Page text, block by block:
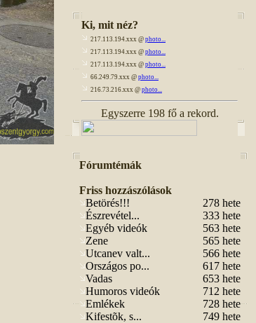
Ki, mit néz?
217.113.194.xxx @ photo...
217.113.194.xxx @ photo...
217.113.194.xxx @ photo...
66.249.79.xxx @ photo...
216.73.216.xxx @ photo...
Egyszerre 198 fő a rekord.
Fórumtémák
Friss hozzászólások
Betörés!!!
278 hete
Észrevétel...
333 hete
Egyéb videók
563 hete
Zene
565 hete
Utcanev valt...
566 hete
Országos po...
617 hete
Vadas
653 hete
Humoros videók
712 hete
Emlékek
728 hete
Kifestõk, s...
749 hete